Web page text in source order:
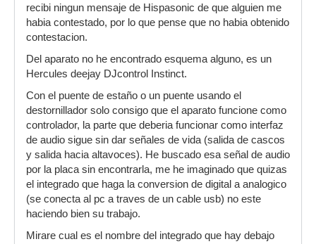
recibi ningun mensaje de Hispasonic de que alguien me
habia contestado, por lo que pense que no habia obtenido
contestacion.
Del aparato no he encontrado esquema alguno, es un
Hercules deejay DJcontrol Instinct.
Con el puente de estaño o un puente usando el
destornillador solo consigo que el aparato funcione como
controlador, la parte que deberia funcionar como interfaz
de audio sigue sin dar señales de vida (salida de cascos
y salida hacia altavoces). He buscado esa señal de audio
por la placa sin encontrarla, me he imaginado que quizas
el integrado que haga la conversion de digital a analogico
(se conecta al pc a traves de un cable usb) no este
haciendo bien su trabajo.
Mirare cual es el nombre del integrado que hay debajo